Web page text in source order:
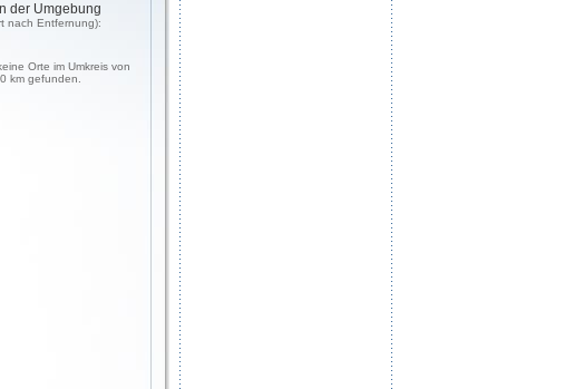
der Umgebung
nach Entfernung):
Orte im Umkreis von
km gefunden.